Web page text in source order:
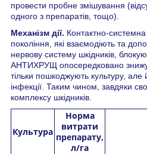
провести пробне змішування
одного з препаратів, тощо).
Механізм дії. Контактно-
покоління, які взаємодіють та
нервову систему шкідників,
АНТИХРУЩ опосередковано
тільки пошкоджують культуру, але
інфекції. Таким чином, завдяки
комплексу шкідників.
Культура
Норма
витрати
препарату,
л/га